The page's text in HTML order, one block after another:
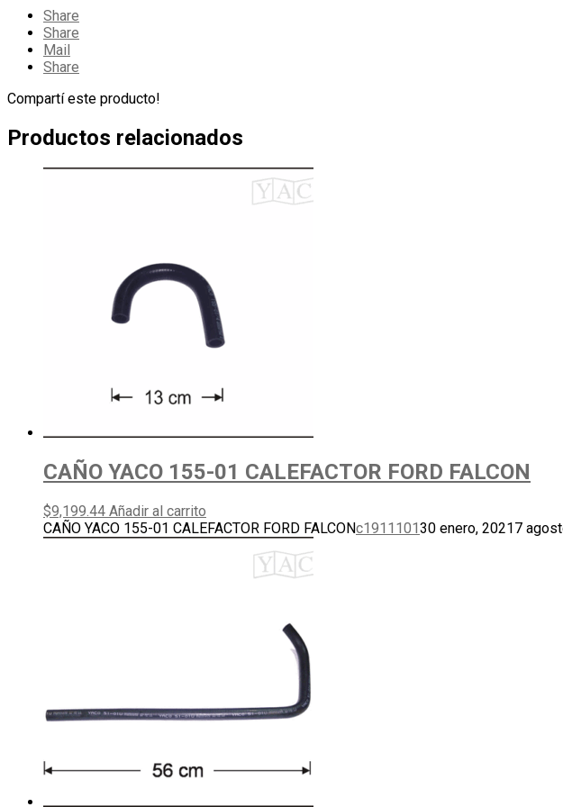
cantidadShare
Share
Mail
Share
Compartí este producto!
Productos relacionados
CAÑO YACO 155-01 CALEFACTOR FORD FALCON
$9,199.44 Añadir al carrito
CAÑO YACO 155-01 CALEFACTOR FORD FALCONc1911101 30 enero, 2021 7